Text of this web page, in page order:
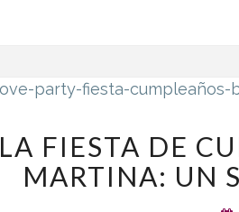
LA FIESTA DE
MARTINA: UN